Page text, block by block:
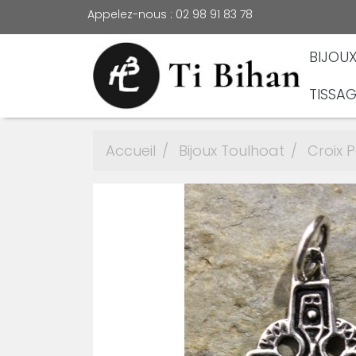
Appelez-nous : 02 98 91 83 78
Accueil Bijoux Toulhoat Croix